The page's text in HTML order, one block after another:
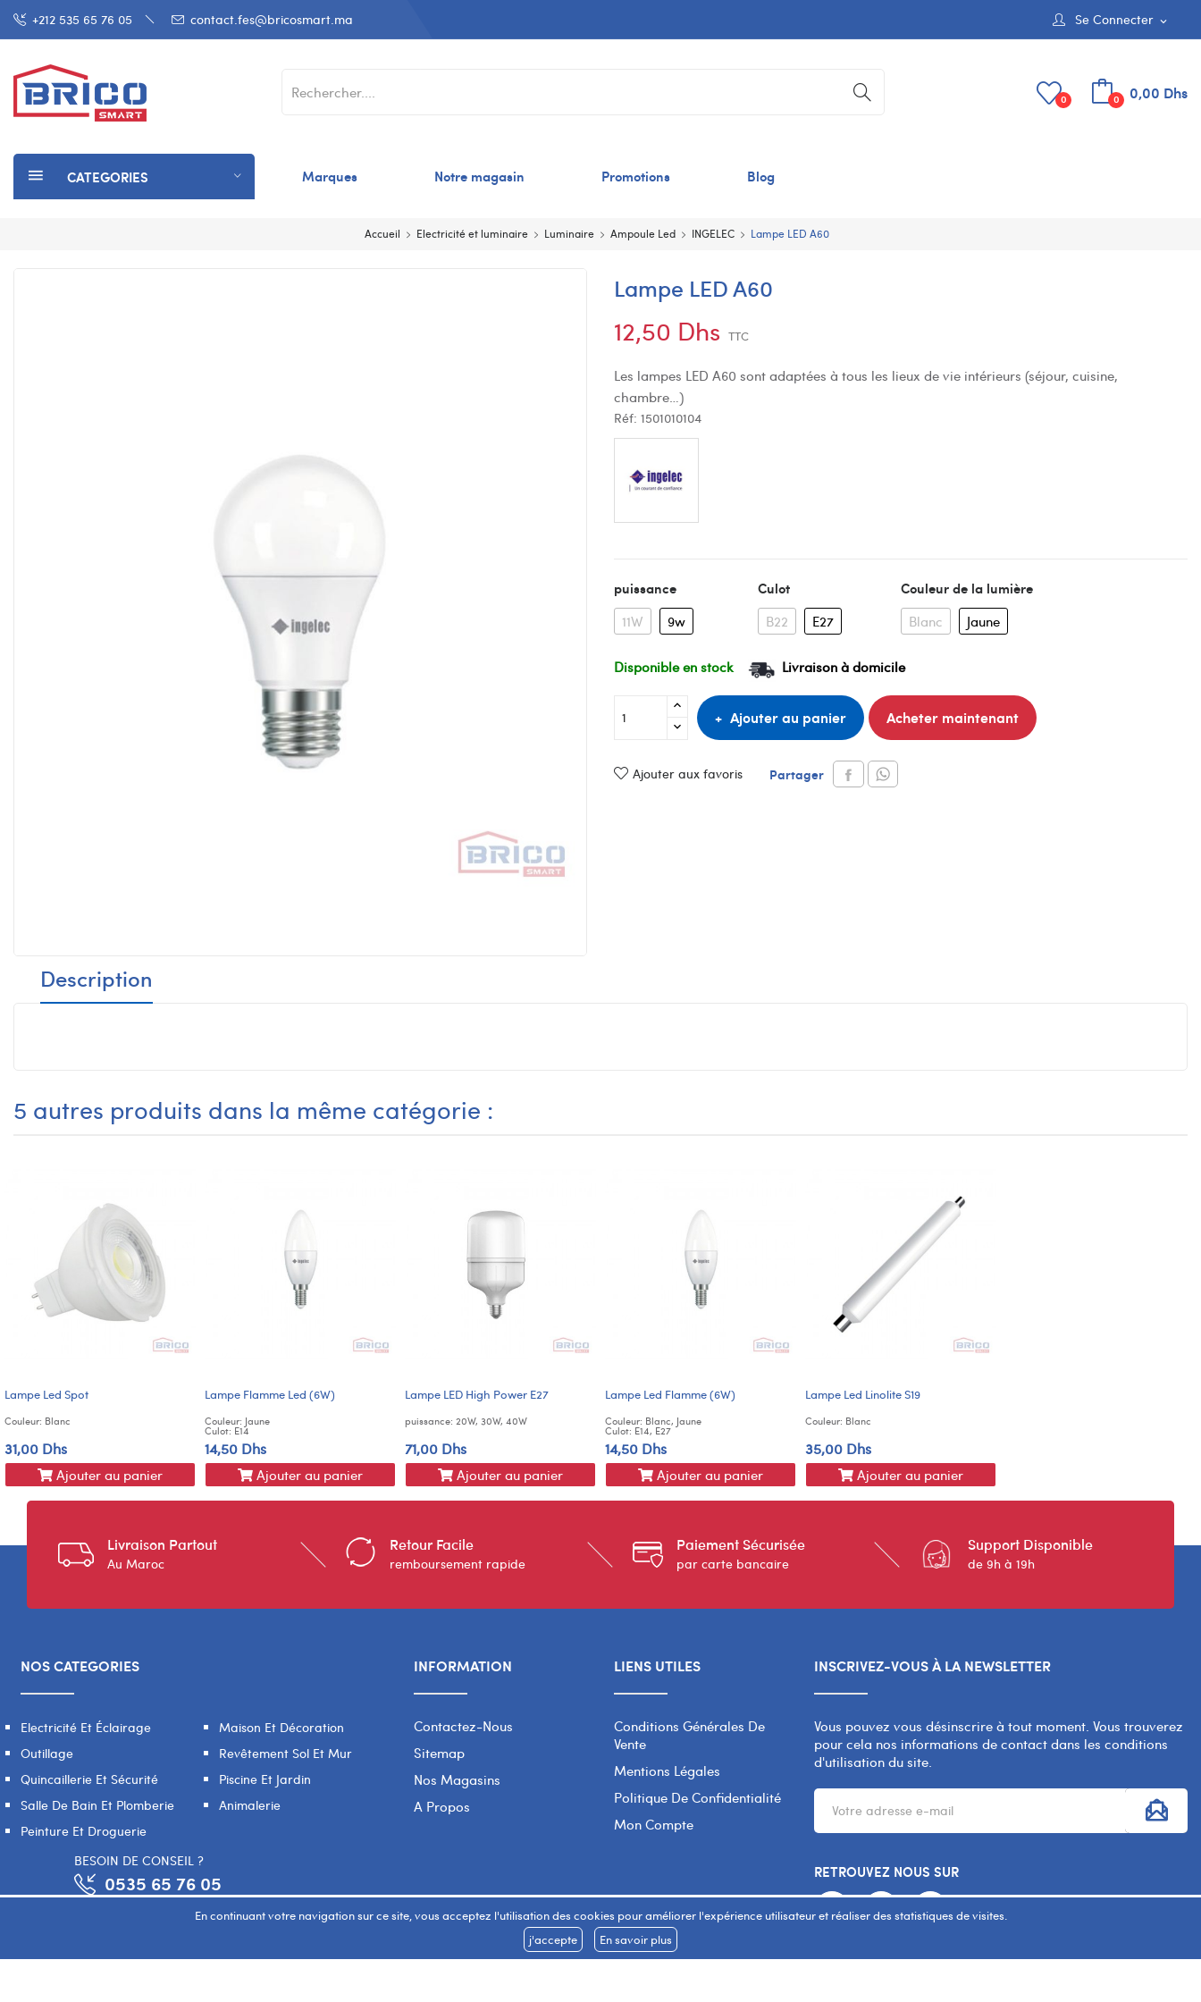
En continuant votre navigation sur ce site, vous acceptez l'utilisation des cookies pour améliorer l'expérience utilisateur et réaliser des statistiques de visites.
j'accepte
En savoir plus
Se Connecter expand_more
+212 535 65 76 05 contact.fes@bricosmart.ma
0,00 Dhs
0
0
CATEGORIES Marques Notre magasin Promotions Blog
Accueil Electricité et luminaire Luminaire Ampoule Led INGELEC Lampe LED A60
Lampe LED A60
12,50 Dhs TTC
Les lampes LED A60 sont adaptées à tous les lieux de vie intérieurs (séjour, cuisine,
chambre…)
Réf: 1501010104
puissance
11W 9w
Culot
B22 E27
Couleur de la lumière
Blanc Jaune
Disponible en stock Livraison à domicile
Ajouter au panier Acheter maintenant
Ajouter aux favoris Partager
Description
5 autres produits dans la même catégorie :
Lampe Led Spot
Couleur: Blanc
31,00 Dhs
Ajouter au panier
Lampe Flamme Led (6W)
Couleur: Jaune
Culot: E14
14,50 Dhs
Ajouter au panier
Lampe LED High Power E27
puissance: 20W, 30W, 40W
71,00 Dhs
Ajouter au panier
Lampe Led Flamme (6W)
Couleur: Blanc, Jaune
Culot: E14, E27
14,50 Dhs
Ajouter au panier
Lampe Led Linolite S19
Couleur: Blanc
35,00 Dhs
Ajouter au panier
Livraison Partout
Au Maroc
Retour Facile
remboursement rapide
Paiement Sécurisée
par carte bancaire
Support Disponible
de 9h à 19h
NOS CATEGORIES
Electricité Et Éclairage
Outillage
Quincaillerie Et Sécurité
Salle De Bain Et Plomberie
Peinture Et Droguerie
Maison Et Décoration
Revêtement Sol Et Mur
Piscine Et Jardin
Animalerie
BESOIN DE CONSEIL ?
0535 65 76 05
INFORMATION
Contactez-Nous
Sitemap
Nos Magasins
A Propos
LIENS UTILES
Conditions Générales De
Vente
Mentions Légales
Politique De Confidentialité
Mon Compte
INSCRIVEZ-VOUS À LA NEWSLETTER
Vous pouvez vous désinscrire à tout moment. Vous trouverez
pour cela nos informations de contact dans les conditions
d'utilisation du site.
RETROUVEZ NOUS SUR